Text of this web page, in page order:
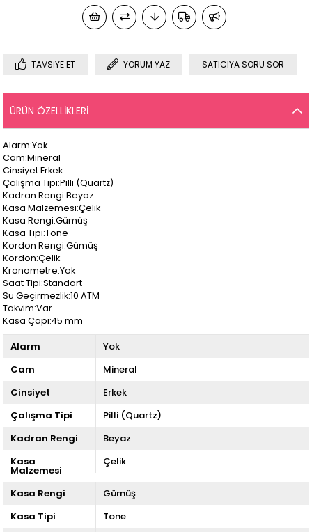
TAVSIYE ET YORUM YAZ SATICIYA SORU SOR
ÜRÜN ÖZELLIKLERI
Alarm:Yok
Cam:Mineral
Cinsiyet:Erkek
Çalışma Tipi:Pilli (Quartz)
Kadran Rengi:Beyaz
Kasa Malzemesi:Çelik
Kasa Rengi:Gümüş
Kasa Tipi:Tone
Kordon Rengi:Gümüş
Kordon:Çelik
Kronometre:Yok
Saat Tipi:Standart
Su Geçirmezlik:10 ATM
Takvim:Var
Kasa Çapı:45 mm
Alarm
Yok
Cam
Mineral
Cinsiyet
Erkek
Çalışma Tipi
Pilli (Quartz)
Kadran Rengi
Beyaz
Kasa
Malzemesi
Çelik
Kasa Rengi
Gümüş
Kasa Tipi
Tone